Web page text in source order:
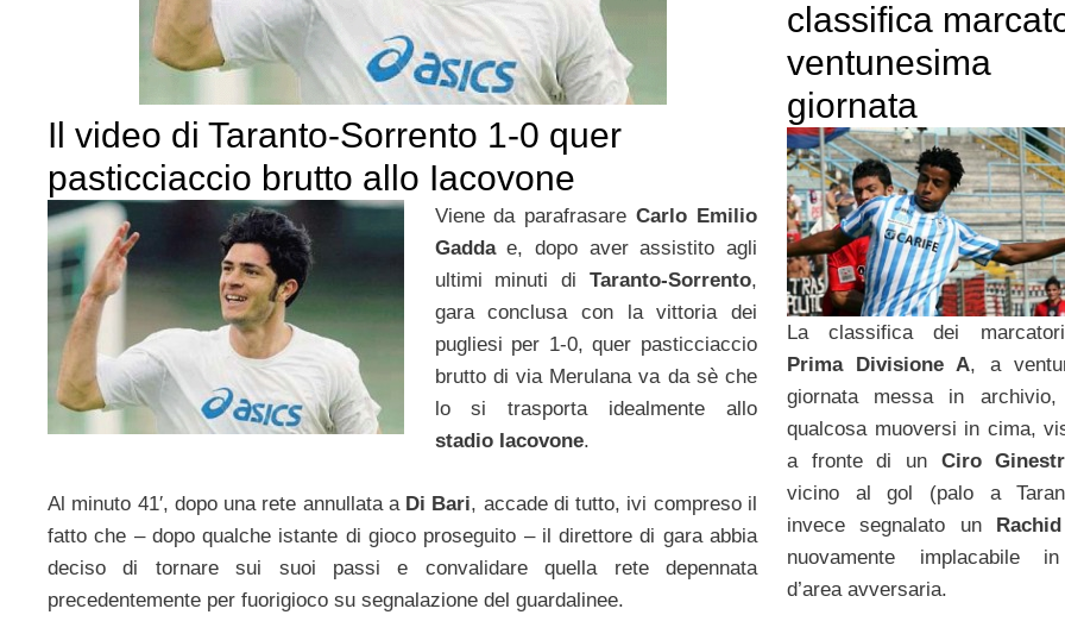
Il video di Taranto-Sorrento 1-0 quer
pasticciaccio brutto allo Iacovone
Viene da parafrasareCarlo Emilio
Gaddae, dopo aver assistito agli
ultimi minuti di Taranto-Sorrento,
gara conclusa con la vittoria dei
pugliesi per 1-0, quer pasticciaccio
brutto di via Merulana va da sè che
lo si trasporta idealmente allo
stadio Iacovone.
Al minuto 41′, dopo una rete annullata a Di Bari, accade di tutto, ivi compreso il
fatto che – dopo qualche istante di gioco proseguito – il direttore di gara abbia
deciso di tornare sui suoi passi e convalidare quella rete depennata
precedentemente per fuorigioco su segnalazione del guardalinee.
classifica
ventunesima
giornata
La classifica dei
Prima Divisione A, a
giornata messa in archivio,
qualcosa muoversi in cima,
a fronte di unCiro
vicino al gol (palo a
invece segnalato un
nuovamente implacabile
d’area avversaria.